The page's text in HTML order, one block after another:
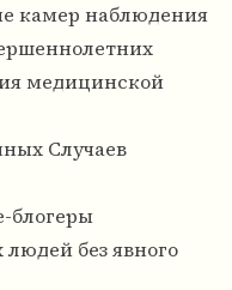
камер наблюдения
медицинской
Случаев
блогеры
без явного